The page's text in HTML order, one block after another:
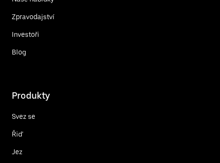
Zpravodajství
Investoři
Blog
Produkty
Svez se
Řiď
Jez